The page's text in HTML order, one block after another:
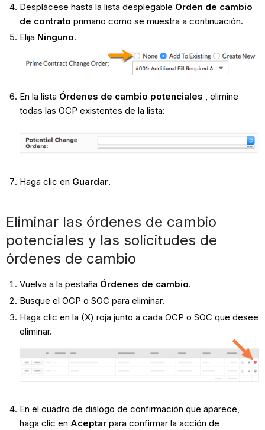
Desplácese hasta la lista desplegable Orden de cambio
de contrato primario como se muestra a continuación.
Elija Ninguno.
En la lista Órdenes de cambio potenciales , elimine
todas las OCP existentes de la lista:
Haga clic en Guardar.
Eliminar las órdenes de cambio
potenciales y las solicitudes de
órdenes de cambio
Vuelva a la pestaña Órdenes de cambio.
Busque el OCP o SOC para eliminar.
Haga clic en la (X) roja junto a cada OCP o SOC que desee
eliminar.
En el cuadro de diálogo de confirmación que aparece,
haga clic en Aceptarpara confirmar la acción de